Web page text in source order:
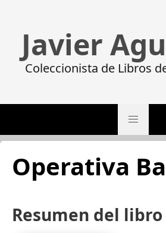
Javier
Coleccionista de Libros
Operativa
Resumen del libro